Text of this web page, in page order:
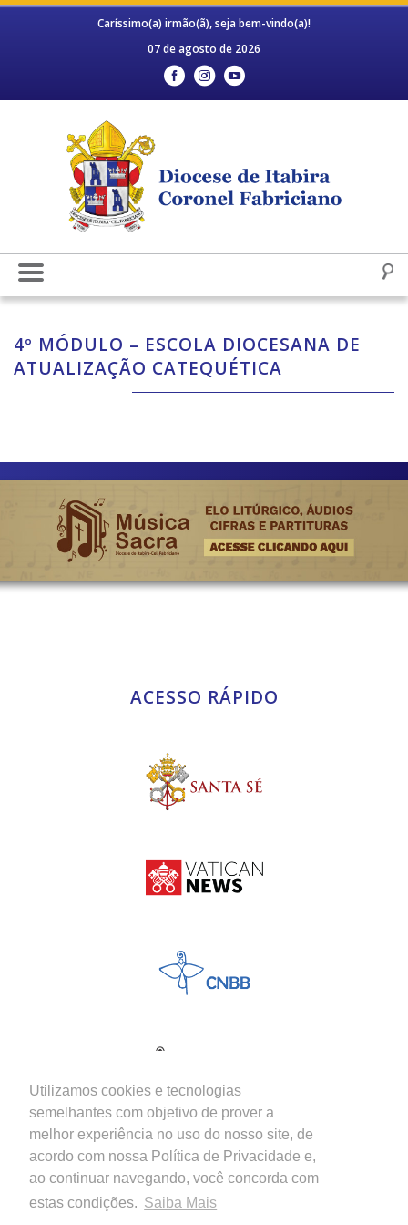
Utilizamos cookies e tecnologias
semelhantes com objetivo de prover a
melhor experiência no uso do nosso site, de
acordo com nossa Política de Privacidade e,
ao continuar navegando, você concorda com
estas condições. Saiba Mais
Caríssimo(a) irmão(ã), seja bem-vindo(a)!
07 de agosto de 2026
4º MÓDULO – ESCOLA DIOCESANA DE
ATUALIZAÇÃO CATEQUÉTICA
ACESSO RÁPIDO